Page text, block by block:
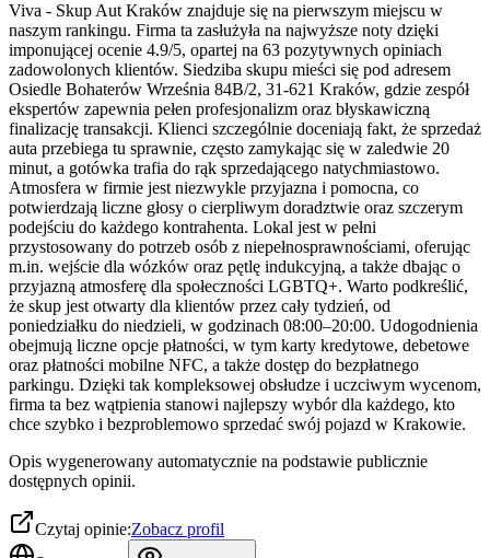
Viva - Skup Aut Kraków znajduje się na pierwszym miejscu w
naszym rankingu. Firma ta zasłużyła na najwyższe noty dzięki
imponującej ocenie 4.9/5, opartej na 63 pozytywnych opiniach
zadowolonych klientów. Siedziba skupu mieści się pod adresem
Osiedle Bohaterów Września 84B/2, 31-621 Kraków, gdzie zespół
ekspertów zapewnia pełen profesjonalizm oraz błyskawiczną
finalizację transakcji. Klienci szczególnie doceniają fakt, że sprzedaż
auta przebiega tu sprawnie, często zamykając się w zaledwie 20
minut, a gotówka trafia do rąk sprzedającego natychmiastowo.
Atmosfera w firmie jest niezwykle przyjazna i pomocna, co
potwierdzają liczne głosy o cierpliwym doradztwie oraz szczerym
podejściu do każdego kontrahenta. Lokal jest w pełni
przystosowany do potrzeb osób z niepełnosprawnościami, oferując
m.in. wejście dla wózków oraz pętlę indukcyjną, a także dbając o
przyjazną atmosferę dla społeczności LGBTQ+. Warto podkreślić,
że skup jest otwarty dla klientów przez cały tydzień, od
poniedziałku do niedzieli, w godzinach 08:00–20:00. Udogodnienia
obejmują liczne opcje płatności, w tym karty kredytowe, debetowe
oraz płatności mobilne NFC, a także dostęp do bezpłatnego
parkingu. Dzięki tak kompleksowej obsłudze i uczciwym wycenom,
firma ta bez wątpienia stanowi najlepszy wybór dla każdego, kto
chce szybko i bezproblemowo sprzedać swój pojazd w Krakowie.
Opis wygenerowany automatycznie na podstawie publicznie
dostępnych opinii.
Czytaj opinie:Zobacz profil